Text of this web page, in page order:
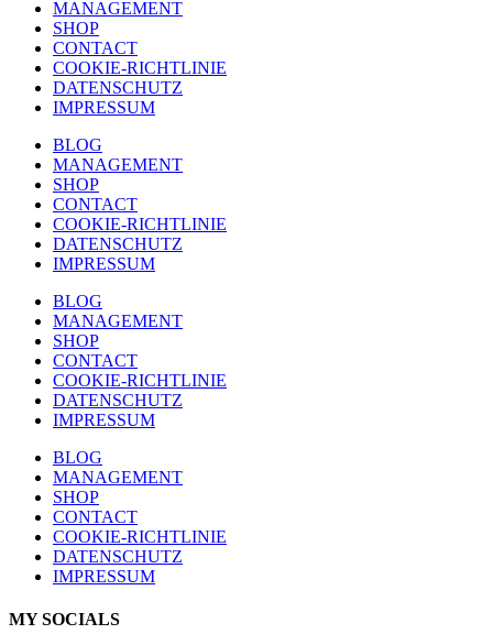
MANAGEMENT
SHOP
CONTACT
COOKIE-RICHTLINIE
DATENSCHUTZ
IMPRESSUM
BLOG
MANAGEMENT
SHOP
CONTACT
COOKIE-RICHTLINIE
DATENSCHUTZ
IMPRESSUM
BLOG
MANAGEMENT
SHOP
CONTACT
COOKIE-RICHTLINIE
DATENSCHUTZ
IMPRESSUM
BLOG
MANAGEMENT
SHOP
CONTACT
COOKIE-RICHTLINIE
DATENSCHUTZ
IMPRESSUM
MY SOCIALS